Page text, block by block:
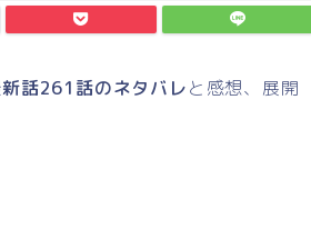
話261話のネタバレと感想、展開